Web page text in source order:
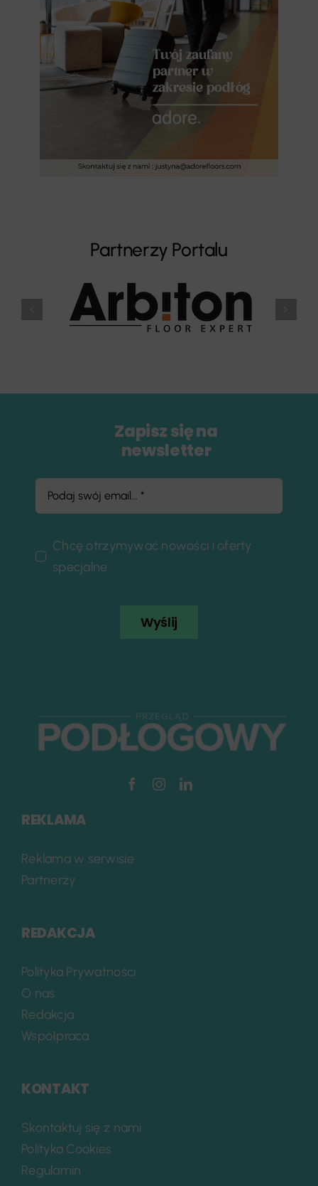
Partnerzy Portalu
Zapisz się na
newsletter
Chcę otrzymywać nowości i oferty
specjalne
Wyślij
REKLAMA
Reklama w serwisie
Partnerzy
REDAKCJA
Polityka Prywatności
O nas
Redakcja
Współpraca
KONTAKT
Skontaktuj się z nami
Polityka Cookies
Regulamin